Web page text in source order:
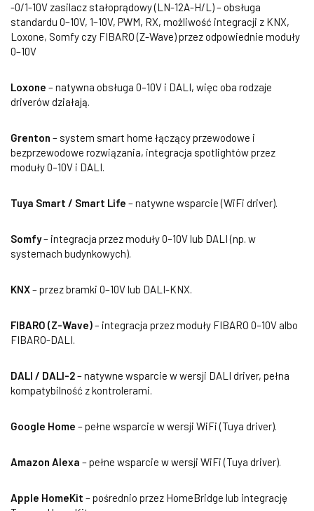
-0/1-10V zasilacz stałoprądowy (LN-12A-H/L) – obsługa
standardu 0–10V, 1–10V, PWM, RX, możliwość integracji z KNX,
Loxone, Somfy czy FIBARO (Z-Wave) przez odpowiednie moduły
0–10V
Loxone – natywna obsługa 0–10V i DALI, więc oba rodzaje
driverów działają.
Grenton – system smart home łączący przewodowe i
bezprzewodowe rozwiązania, integracja spotlightów przez
moduły 0–10V i DALI.
Tuya Smart / Smart Life – natywne wsparcie (WiFi driver).
Somfy– integracja przez moduły 0–10V lub DALI (np. w
systemach budynkowych).
KNX– przez bramki 0–10V lub DALI-KNX.
FIBARO (Z-Wave)– integracja przez moduły FIBARO 0–10V albo
FIBARO-DALI.
DALI / DALI-2– natywne wsparcie w wersji DALI driver, pełna
kompatybilność z kontrolerami.
Google Home – pełne wsparcie w wersji WiFi (Tuya driver).
Amazon Alexa – pełne wsparcie w wersji WiFi (Tuya driver).
Apple HomeKit – pośrednio przez HomeBridge lub integrację